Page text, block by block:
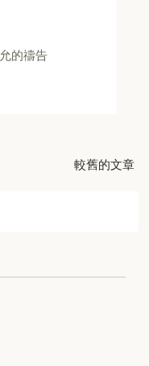
的禱告
較舊的文章